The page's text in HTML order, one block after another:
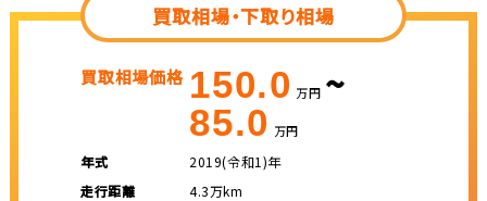
買取相場・下取り相場
買取相場価格 150.0 万円 ~
85.0 万円
年式
2019(令和1)年
走行距離
4.3万km